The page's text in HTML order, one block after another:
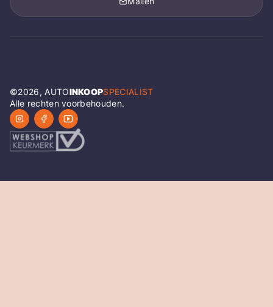
©2026, AUTOINKOOPSPECIALIST
Alle rechten voorbehouden.